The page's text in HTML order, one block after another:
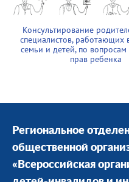
Консультирование
специалистов, работающих
семьи и детей, по
прав ребенка
Региональное
общественной
«Всероссийская